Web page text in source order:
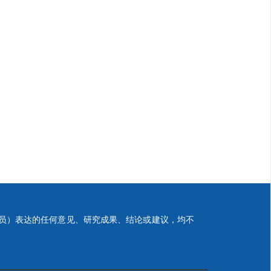
表达的任何意见、研究成果、结论或建议，均不